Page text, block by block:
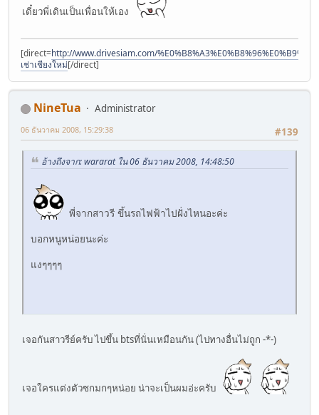
เดี๋ยวพี่เดินเป็นเพื่อนให้เอง
[direct=http://www.drivesiam.com/
เช่าเชียงใหม่[/direct]
NineTua
Administrator
#139
06 ธันวาคม 2008, 15:29:38
อ้างถึงจาก: wararat ใน 06 ธันวาคม 2008, 14:48:50
พี่จากสาวรี ขึ้นรถไฟฟ้าไปฝั่งไหนอะค่ะ
บอกหนูหน่อยนะค่ะ
แงๆๆๆๆ
เจอกันสาวรีย์ครับ ไปขึ้น btsที่นั่นเหมือนกัน (ไปทางอื่นไม่ถูก -*-)
เจอใครแต่งตัวซกมกๆหน่อย น่าจะเป็นผมอ่ะครับ